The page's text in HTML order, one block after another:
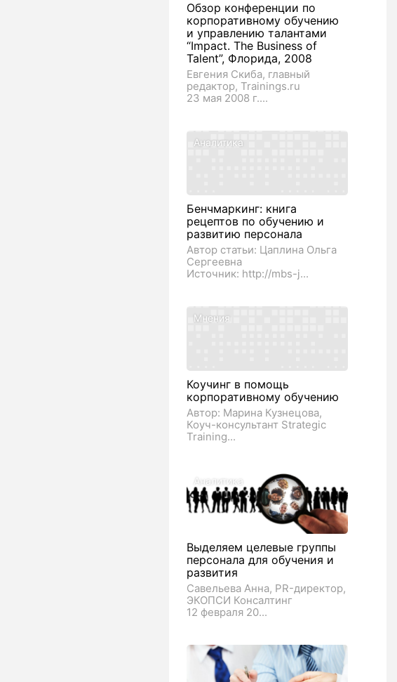
Обзор конференции по
корпоративному обучению
и управлению талантами
“Impact. The Business of
Talent”, Флорида, 2008
Евгения Скиба, главный
редактор, Trainings.ru
23 мая 2008 г....
Аналитика
Бенчмаркинг: книга
рецептов по обучению и
развитию персонала
Автор статьи: Цаплина Ольга
Сергеевна
Источник: http://mbs-j...
Мнения
Коучинг в помощь
корпоративному обучению
Автор: Марина Кузнецова,
Коуч-консультант Strategic
Training...
Аналитика
Выделяем целевые группы
персонала для обучения и
развития
Савельева Анна, PR-директор,
ЭКОПСИ Консалтинг
12 февраля 20...